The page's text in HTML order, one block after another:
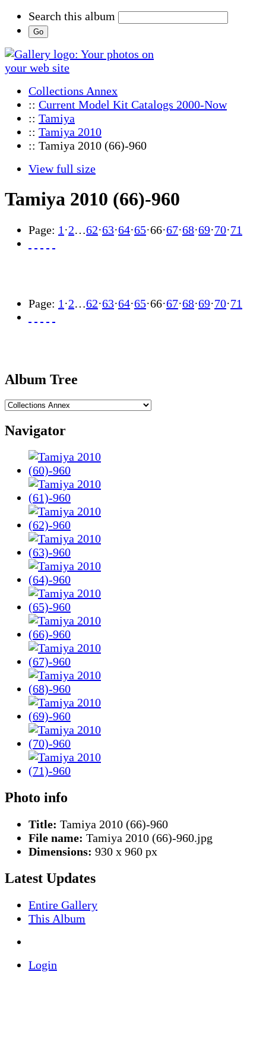
Search this album
Collections Annex
:: Current Model Kit Catalogs 2000-Now
:: Tamiya
:: Tamiya 2010
:: Tamiya 2010 (66)-960
View full size
Tamiya 2010 (66)-960
Page: 1 ·2…62·63·64·65·66·67·68·69·70·71
Page: 1 ·2…62·63·64·65·66·67·68·69·70·71
Album Tree
Navigator
Photo info
Title: Tamiya 2010 (66)-960
File name: Tamiya 2010 (66)-960.jpg
Dimensions: 930 x 960 px
Latest Updates
Entire Gallery
This Album
Login